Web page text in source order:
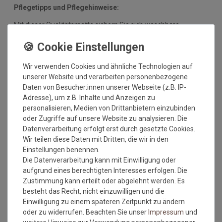
Pflegetipps und Pflegehinweise:
Mit dieser Qualitätsmatte sichern Sie sich waschbare
hochwertigen Gummirückens sind die Fußmatten absolut
ruschfest. Einem sicheren Gebrauch auch auf
Fußbodenheizungen steht somit nichts mehr im Wege.
Vor dem ersten Gebrauch waschen Sie die Fußmatte separat
bei angegebener Temperatur mit Feinwaschmittel und legen
sie flach zum Trocknen aus. Dadurch richten sich die Fasern
auf, der Mattenflor wird aktiviert und transportbedingte Falten
und Knicke werden wieder glatt. Pflegen Sie so Ihre
Fußmatte regelmäßig und Sie werden überrascht sein, wie
viele Jahre Qualität und Farbe erhalten bleiben.
Waschtipps:
Matten, die nicht mehr in die Waschmaschine passen, können
mit einem Dampfstrahler (aus Entfernung) gereinigt werden
oder bei einer Wäscherei abgegeben werden. Ganz wichtig ist
auch, dass man die Matten nicht gefaltet und auch nicht mit
Wir verwenden Cookies und ähnliche Technologien auf
unserer Website und verarbeiten personenbezogene
Daten von Besucher:innen unserer Webseite (z.B. IP-
Adresse), um z.B. Inhalte und Anzeigen zu
personalisieren, Medien von Drittanbietern einzubinden
oder Zugriffe auf unsere Website zu analysieren. Die
Datenverarbeitung erfolgt erst durch gesetzte Cookies.
Wir teilen diese Daten mit Dritten, die wir in den
Einstellungen benennen.
Die Datenverarbeitung kann mit Einwilligung oder
aufgrund eines berechtigten Interesses erfolgen. Die
Zustimmung kann erteilt oder abgelehnt werden. Es
besteht das Recht, nicht einzuwilligen und die
Einwilligung zu einem späteren Zeitpunkt zu ändern
oder zu widerrufen. Beachten Sie unser Impressum und